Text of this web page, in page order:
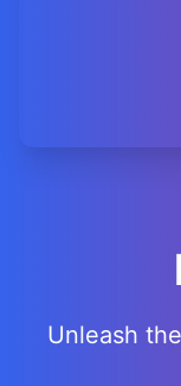
Unleash